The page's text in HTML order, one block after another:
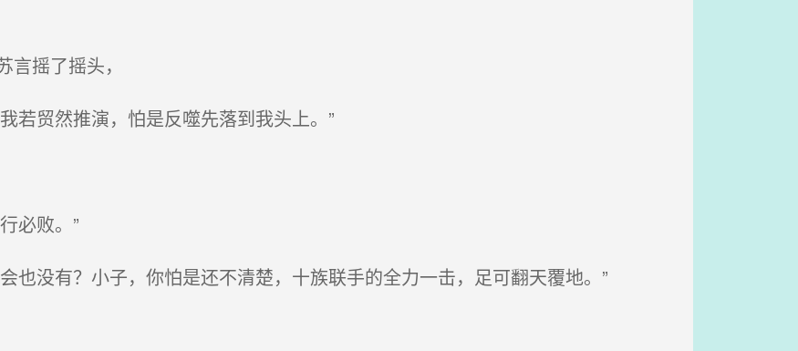
言摇了摇头，
若贸然推演，怕是反噬先落到我头上。”
必败。”
也没有？小子，你怕是还不清楚，十族联手的全力一击，足可翻天覆地。”